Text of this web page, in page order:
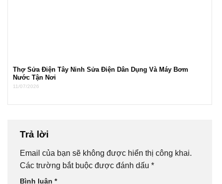
Thợ Sửa Điện Tây Ninh Sửa Điện Dân Dụng Và Máy Bơm
Nước Tận Nơi
11/07/2026
Trả lời
Email của bạn sẽ không được hiển thị công khai.
Các trường bắt buộc được đánh dấu *
Bình luận *